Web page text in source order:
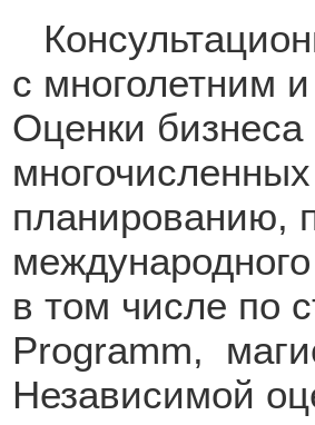
с многолетним
Оценки бизнеса
планированию,
в том числе по
Programm,
Независимой